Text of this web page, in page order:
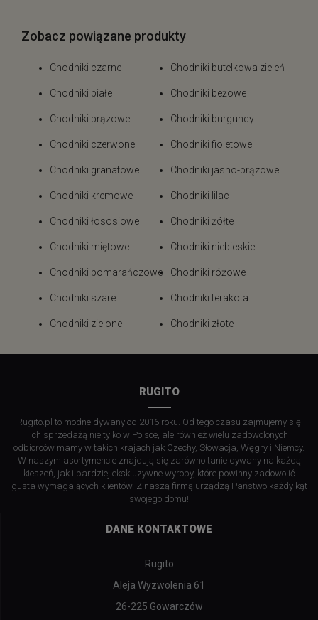
Zobacz powiązane produkty
Chodniki czarne Chodniki butelkowa zieleń
Chodniki białe Chodniki beżowe
Chodniki brązowe Chodniki burgundy
Chodniki czerwone Chodniki fioletowe
Chodniki granatowe Chodniki jasno-brązowe
Chodniki kremowe Chodniki lilac
Chodniki łososiowe Chodniki żółte
Chodniki miętowe Chodniki niebieskie
Chodniki pomarańczowe Chodniki różowe
Chodniki szare Chodniki terakota
Chodniki zielone Chodniki złote
RUGITO
Rugito.pl to modne dywany od 2016 roku. Od tego czasu zajmujemy się
ich sprzedażą nie tylko w Polsce, ale również wielu zadowolonych
odbiorców mamy w takich krajach jak Czechy, Słowacja, Węgry i Niemcy.
W naszym asortymencie znajdują się zarówno tanie dywany na każdą
kieszeń, jak i bardziej ekskluzywne wyroby, które powinny zadowolić
gusta wymagających klientów. Z naszą firmą urządzą Państwo każdy kąt
swojego domu!
DANE KONTAKTOWE
Rugito
Aleja Wyzwolenia 61
26-225 Gowarczów